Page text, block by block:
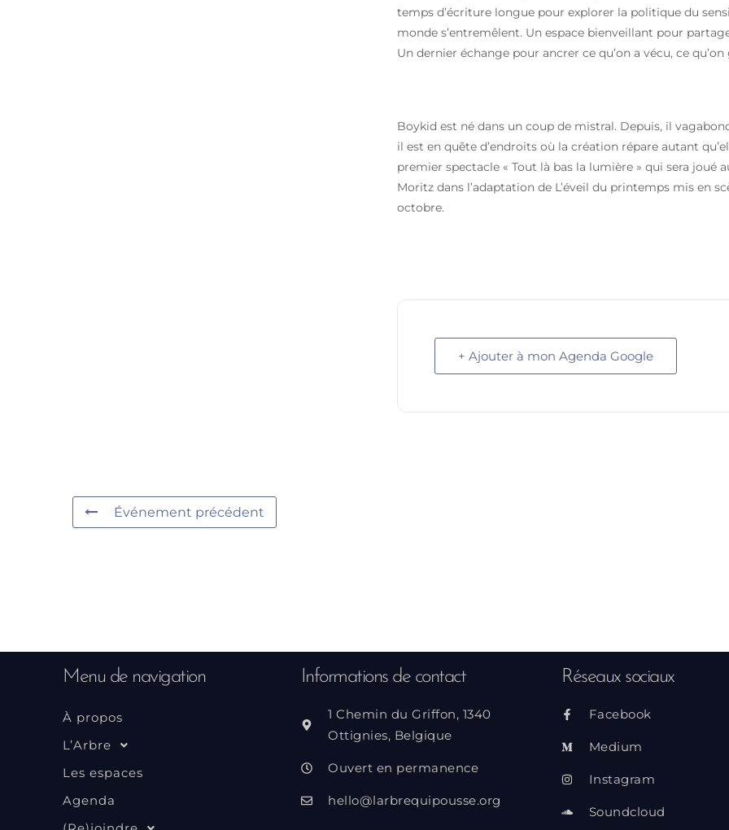
temps d’écriture longue pour explorer la politique du
monde s’entremêlent. Un espace bienveillant pour
Un dernier échange pour ancrer ce qu’on a vécu, ce qu’on
Boykid est né dans un coup de mistral. Depuis, il
il est en quête d’endroits où la création répare autant
premier spectacle « Tout là bas la lumière » qui sera joué
Moritz dans l’adaptation de L’éveil du printemps mis en
octobre.
+ Ajouter à mon Agenda Google
Événement précédent
Menu de navigation
À propos
L’Arbre
Les espaces
Agenda
Informations de contact
1 Chemin du Griffon, 1340
Ottignies, Belgique
Ouvert en permanence
hello@larbrequipousse.org
Réseaux sociaux
Facebook
Medium
Instagram
Soundcloud